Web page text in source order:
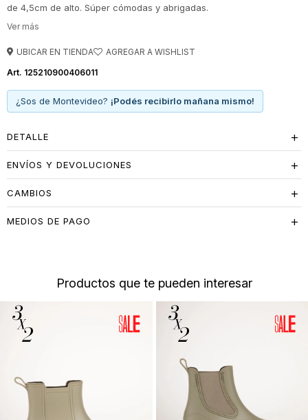
de 4,5cm de alto. Súper cómodas y abrigadas.
UBICAR EN TIENDA
125210900406011
¿Sos de Montevideo? ¡Podés recibirlo mañana mismo!
DETALLE
ENVÍOS Y DEVOLUCIONES
CAMBIOS
MEDIOS DE PAGO
Productos que te pueden interesar